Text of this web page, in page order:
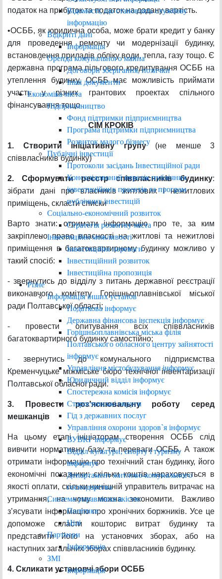
Відомості, що становлять службову
інформацію
Відкриті дані
Інформація
Оренда комунального майна
Договори зберігання, позички
Інші документи
Економіка міста
Підприємництво
Фонд підтримки підприємництва
Програма підтримки підприємництва
Розвиток малого бізнесу
Публічні інвестиції
Протоколи засідань Інвестиційної ради
Консолідований перелік публічних
інвестиційних проектів та програм
публічних інвестицій
Соціально-економічний розвиток
Стратегія розвитку міста
Інвестиційні можливості
Інвестиційні переваги
Інвестиційний розвиток
Інвестиційна пропозиція
Різне
Інформація інших установ
Податкова інформує
Державна фінансова інспекція інформує
Горішньоплавнівська міська філія
Полтавського обласного центру зайнятості
інформує
Управління містобудування інформує
Юридичний відділ інформує
Спостережна комісія інформує
Старостинські округи
Гід з державних послуг
Управління охорони здоров`я інформує
ВУВКГ інформує
Відділ культури, спорту і туризму
інформує
Департамент житлово-комунального
господарства
Система управління якістю
Політика
Цілі
Партнери
Інформація
ЗМІ
Інформація
податок на прибуток та податок на додану вартість.
•ОСББ, як юридична особа, може брати кредит у банку
для проведення ремонту чи модернізації будинку,
встановлення приладів обліку води, тепла, газу тощо. Є
державна програма пільгового кредитування ОСББ на
утеплення будинку, ОСББ має можливість приймати
участь у різних грантових проектах спільного
фінансування тощо .
СІМ КРОКІВ
1. Створити ініціативну групу(не менше 3
співвласників будинку)
2. Сформувати реєстр співвласників будинку:
зібрати дані про власників житлових і нежитлових
приміщень, скласти списки
Варто знати: отримати інформацію про те, за ким
закріплено право власності на житлові та нежитлові
приміщення в багатоквартирному будинку можливо у
такий спосіб:
- звернутись до відділу з питань державної реєстрації
виконавчого комітету Горішньоплавнівської міської
ради Полтавської області;
- провести опитування всіх співвласників
багатоквартирного будинку самостійно;
- звернутись до комунального підприємства
Кременчуцьке міжміське бюро технічної інвентаризації
Полтавської обласної ради.
3. Провести роз’яснювальну роботу серед
мешканців
На цьому етапі ініціаторам створення ОСББ слід
вивчити нормативну базу та переваги ОСББ. А також
отримати інформацію про технічний стан будинку, його
економічні показники: скільки коштів нараховується в
якості оплати, скільки нинішній управитель витрачає на
утримання, на чому можна зекономити. Важливо
з’ясувати інформацію про хронічних боржників. Усе це
допоможе скласти кошторис витрат будинку та
представити його на установчих зборах, або на
наступних загальних зборах співвласників будинку.
4. Скликати установчі збори ОСББ